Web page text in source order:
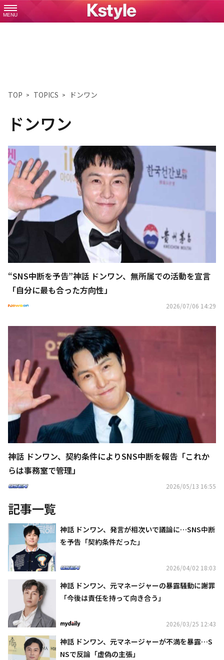
MENU
TOP TOPICS ドンワン
ドンワン
“SNS中断を予告”神話 ドンワン、無所属での活動を宣言
「自分に最も合った方向性」
2026/07/06 14:29
神話 ドンワン、契約条件によりSNS中断を報告「これか
らは事務室で管理」
2026/05/13 16:55
記事一覧
神話 ドンワン、発言が相次いで議論に…SNS中断
を予告「契約条件だった」
2026/04/02 18:03
神話 ドンワン、元マネージャーの暴露騒動に謝罪
「今後は責任を持って向き合う」
2026/03/25 12:43
神話 ドンワン、元マネージャーが不満を暴露…S
NSで反論「虚偽の主張」